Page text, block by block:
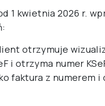
1 kwietnia 2026 r.
otrzymuje
i otrzyma numer
faktura z numerem i